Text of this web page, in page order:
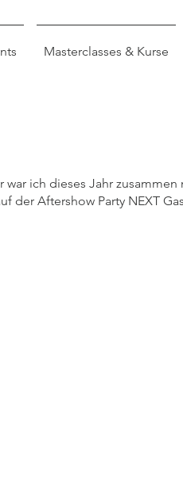
Masterclasses & Kurse
war ich dieses Jahr
der Aftershow Party NEXT